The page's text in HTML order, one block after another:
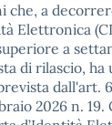
che, a
Elettronica
a
di rilascio, ha
dall'art.
2026 n. 19.